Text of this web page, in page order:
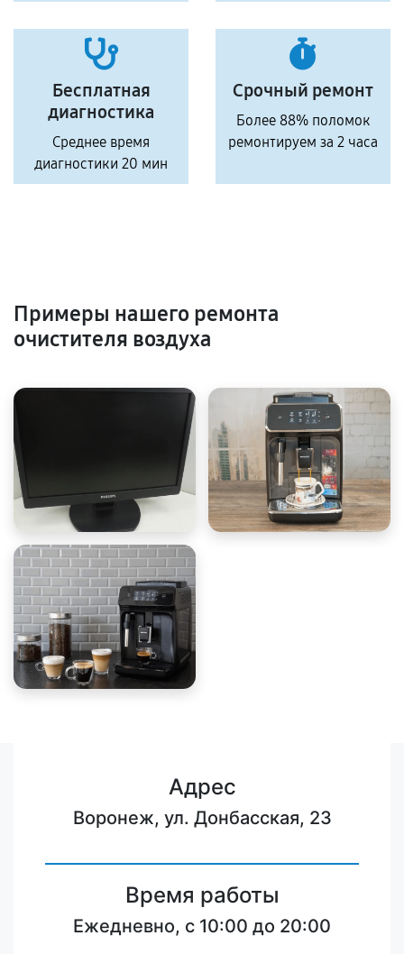
Бесплатная
диагностика
Среднее время
диагностики 20 мин
Срочный ремонт
Более 88% поломок
ремонтируем за 2 часа
Примеры нашего ремонта
очистителя воздуха
Адрес
Воронеж, ул. Донбасская, 23
Время работы
Ежедневно, с 10:00 до 20:00